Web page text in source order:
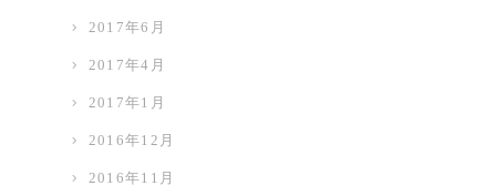
2017年6月
2017年4月
2017年1月
2016年12月
2016年11月